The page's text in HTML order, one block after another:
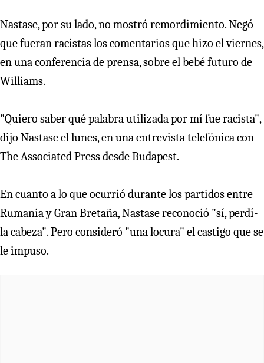
Nastase, por su lado, no mostró remordimiento. Negó
que fueran racistas los comentarios que hizo el viernes,
en una conferencia de prensa, sobre el bebé futuro de
Williams.
"Quiero saber qué palabra utilizada por mí­ fue racista",
dijo Nastase el lunes, en una entrevista telefónica con
The Associated Press desde Budapest.
En cuanto a lo que ocurrió durante los partidos entre
Rumania y Gran Bretaña, Nastase reconoció "sí­, perdí­
la cabeza". Pero consideró "una locura" el castigo que se
le impuso.